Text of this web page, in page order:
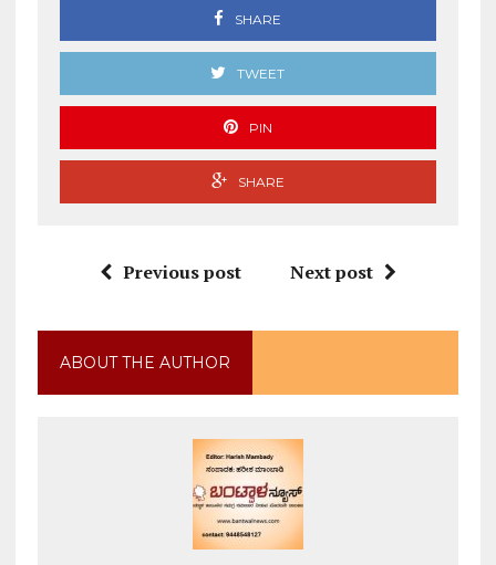
SHARE
TWEET
PIN
SHARE
Previous post Next post
ABOUT THE AUTHOR